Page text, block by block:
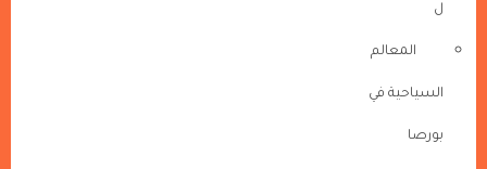
ل
المعالم
السياحية في
بورصا